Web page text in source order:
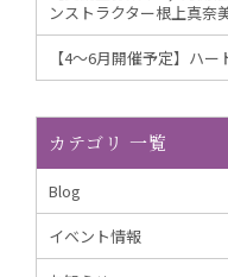
ンストラクター根上真奈
【4～6月開催予定】ハ
カテゴリ 一覧
Blog
イベント情報